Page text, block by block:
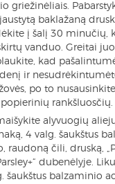
griežinėliais.
baklažaną
į šalį 30 minučių,
vanduo. Greitai
kad
ir
po to
rankšluosčių.
alyvuogių
4 valg. šaukštus
raudoną čili, druską,
dubenėlyje.
šaukštus balzaminio